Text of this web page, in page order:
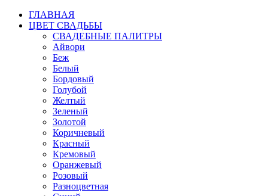
ГЛАВНАЯ
ЦВЕТ СВАДЬБЫ
СВАДЕБНЫЕ ПАЛИТРЫ
Айвори
Беж
Белый
Бордовый
Голубой
Желтый
Зеленый
Золотой
Коричневый
Красный
Кремовый
Оранжевый
Розовый
Разноцветная